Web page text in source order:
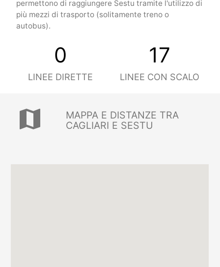
permettono di raggiungere Sestu tramite l'utilizzo di
più mezzi di trasporto (solitamente treno o
autobus).
0
LINEE DIRETTE
17
LINEE CON SCALO
map
MAPPA E DISTANZE TRA
CAGLIARI E SESTU